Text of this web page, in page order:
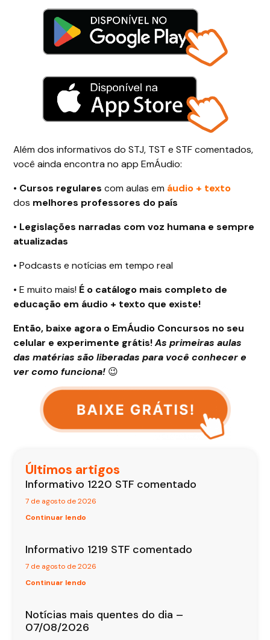
Além dos informativos do STJ, TST e STF comentados,
você ainda encontra no app EmÁudio:
• Cursos regulares com aulas em áudio + texto
dos melhores professores do país
• Legislações narradas com voz humana e sempre
atualizadas
• Podcasts e notícias em tempo real
• E muito mais! É o catálogo mais completo de
educação em áudio + texto que existe!
Então, baixe agora o EmÁudio Concursos no seu
celular e experimente grátis!As primeiras aulas
das matérias são liberadas para você conhecer e
ver como funciona! 😉
Últimos artigos
Informativo 1220 STF comentado
7 de agosto de 2026
Continuar lendo
Informativo 1219 STF comentado
7 de agosto de 2026
Continuar lendo
Notícias mais quentes do dia –
07/08/2026